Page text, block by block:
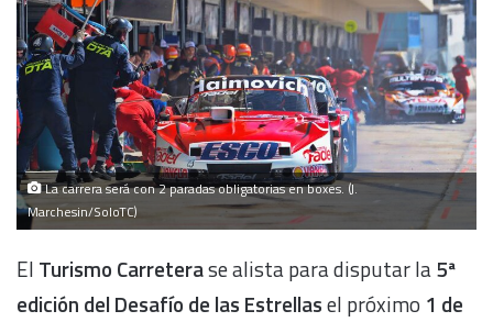
La carrera será con 2 paradas obligatorias en boxes. (J.
Marchesin/SoloTC)
El Turismo Carreterase alista para disputar la5ª
edición del Desafío de las Estrellasel próximo 1 de